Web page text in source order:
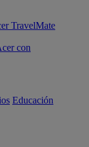
TravelMate
con
Educación